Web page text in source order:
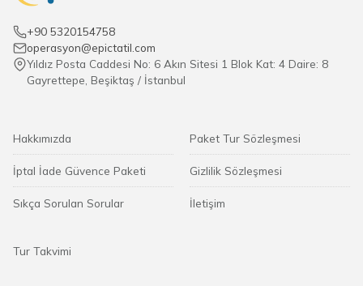
+90 5320154758
operasyon@epictatil.com
Yıldız Posta Caddesi No: 6 Akın Sitesi 1 Blok Kat: 4 Daire: 8
Gayrettepe, Beşiktaş / İstanbul
Hakkımızda
İptal İade Güvence Paketi
Sıkça Sorulan Sorular
Paket Tur Sözleşmesi
Gizlilik Sözleşmesi
İletişim
Tur Takvimi